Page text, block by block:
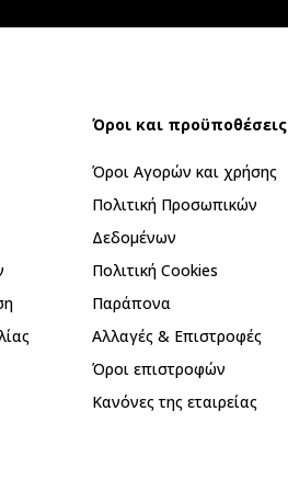
Όροι και προϋποθέσεις
Όροι Αγορών και χρήσης
Πολιτική Προσωπικών
Δεδομένων
Πολιτική Cookies
Παράπονα
Αλλαγές & Επιστροφές
Όροι επιστροφών
Κανόνες της εταιρείας